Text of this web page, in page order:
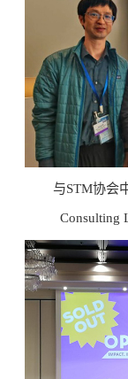
与STM协会
Consulting